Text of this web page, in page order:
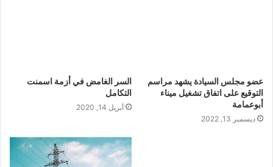
عضو مجلس السيادة يشهد مراسم
التوقيع على اتفاق تشغيل ميناء
أبوعمامة
ديسمبر 13, 2022
السر الغامض في أزمة اسمنت
التكامل
أبريل 14, 2020